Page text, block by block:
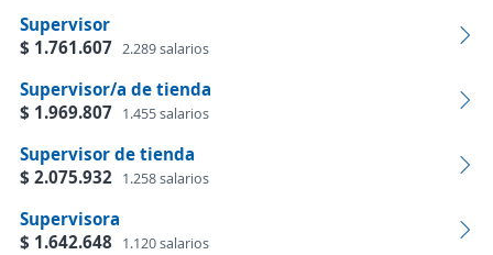
Supervisor
$ 1.761.607 2.289 salarios
Supervisor/a de tienda
$ 1.969.807 1.455 salarios
Supervisor de tienda
$ 2.075.932 1.258 salarios
Supervisora
$ 1.642.648
1.120 salarios